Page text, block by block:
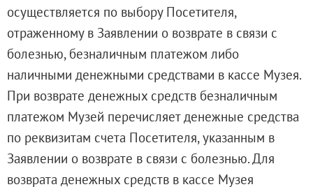
осуществляется по выбору Посетителя,
отраженному в Заявлении о возврате в связи с
болезнью, безналичным платежом либо
наличными денежными средствами в кассе Музея.
При возврате денежных средств безналичным
платежом Музей перечисляет денежные средства
по реквизитам счета Посетителя, указанным в
Заявлении о возврате в связи с болезнью. Для
возврата денежных средств в кассе Музея